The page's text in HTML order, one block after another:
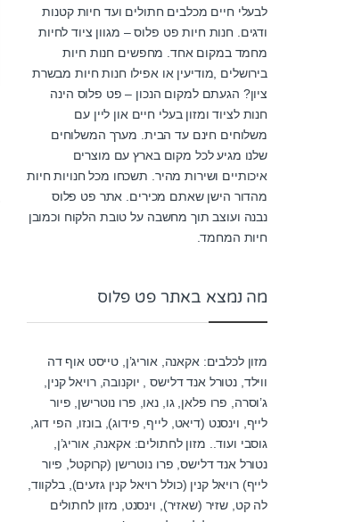
לבעלי חיים מכלבים חתולים ועד חיות קטנות
ודגים. חנות חיות פט פלוס – מגוון ציוד לחיות
מחמד במקום אחד. מחפשים חנות חיות
בירושלים ,מודיעין או אפילו חנות חיות מבשרת
ציון? הגעתם למקום הנכון – פט פלוס הינה
חנות לציוד ומזון בעלי חיים און ליין עם
משלוחים חינם עד הבית. מערך המשלוחים
שלנו מגיע לכל מקום בארץ עם מוצרים
איכותיים ושירות מהיר. תשכחו מכל חנויות חיות
מהדור הישן שאתם מכירים. אתר פט פלוס
נבנה ועוצב תוך מחשבה על טובת הלקוח וכמובן
חיות המחמד.
מה נמצא באתר פט פלוס
מזון לכלבים: אקאנה, אוריג’ן, טייסט אוף דה
ווילד, נטורל אנד דלישס , יוקנובה, רויאל קנין,
ג’וסרה, פרו פלאן, גו, נאו, פרו נוטרישן, פיור
לייף, וינסנט (דיאט, לייף, פידוג), בונזו, הפי דוג,
גוסבי ועוד.. מזון לחתולים: אקאנה, אוריג’ן,
נטורל אנד דלישס, פרו נוטרישן (קרוקטל, פיור
לייף) רויאל קנין (כולל רויאל קנין גזעים), בלקווד,
לה קט, שזיר (שאזיר), וינסנט, מזון לחתולים